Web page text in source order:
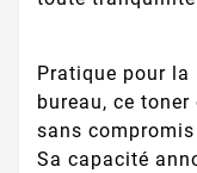
Pratique pour
bureau, ce
sans
Sa capacité